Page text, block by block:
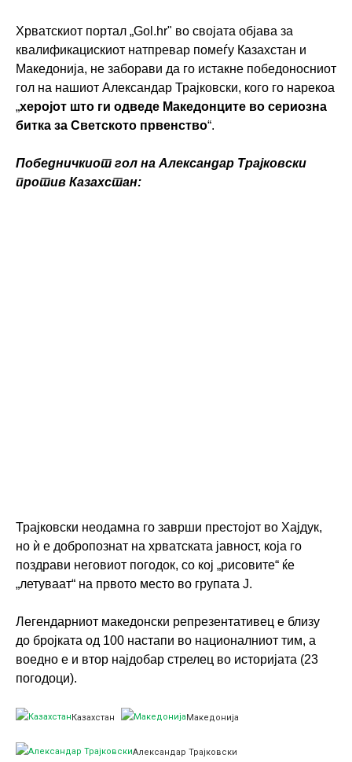
Хрватскиот портал „Gol.hr" во својата објава за
квалификацискиот натпревар помеѓу Казахстан и
Македонија, не заборави да го истакнe победоносниот
гол на нашиот Александар Трајковски, кого го нарекоа
„херојот што ги одведе Македонците во сериозна
битка за Светското првенство“.
Победничкиот гол на Александар Трајковски
против Казахстан:
Трајковски неодамна го заврши престојот во Хајдук,
но ѝ е добропознат на хрватската јавност, која го
поздрави неговиот погодок, со кој „рисовите“ ќе
„летуваат“ на првото место во групата Ј.
Легендарниот македонски репрезентативец е близу
до бројката од 100 настапи во националниот тим, а
воедно е и втор најдобар стрелец во историјата (23
погодоци).
Казахстан Македонија
Александар Трајковски